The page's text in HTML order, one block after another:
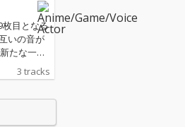
目となる
いの音が
たな一面
枚に仕上
3 tracks